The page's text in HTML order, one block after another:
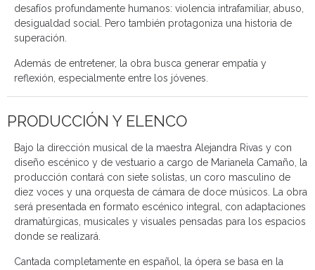
desafíos profundamente humanos: violencia intrafamiliar, abuso,
desigualdad social. Pero también protagoniza una historia de
superación.
Además de entretener, la obra busca generar empatía y
reflexión, especialmente entre los jóvenes.
PRODUCCIÓN Y ELENCO
Bajo la dirección musical de la maestra Alejandra Rivas y con
diseño escénico y de vestuario a cargo de Marianela Camaño, la
producción contará con siete solistas, un coro masculino de
diez voces y una orquesta de cámara de doce músicos. La obra
será presentada en formato escénico integral, con adaptaciones
dramatúrgicas, musicales y visuales pensadas para los espacios
donde se realizará.
Cantada completamente en español, la ópera se basa en la